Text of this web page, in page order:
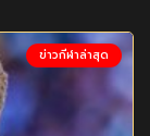
ข่าวกีฬาล่าสุด